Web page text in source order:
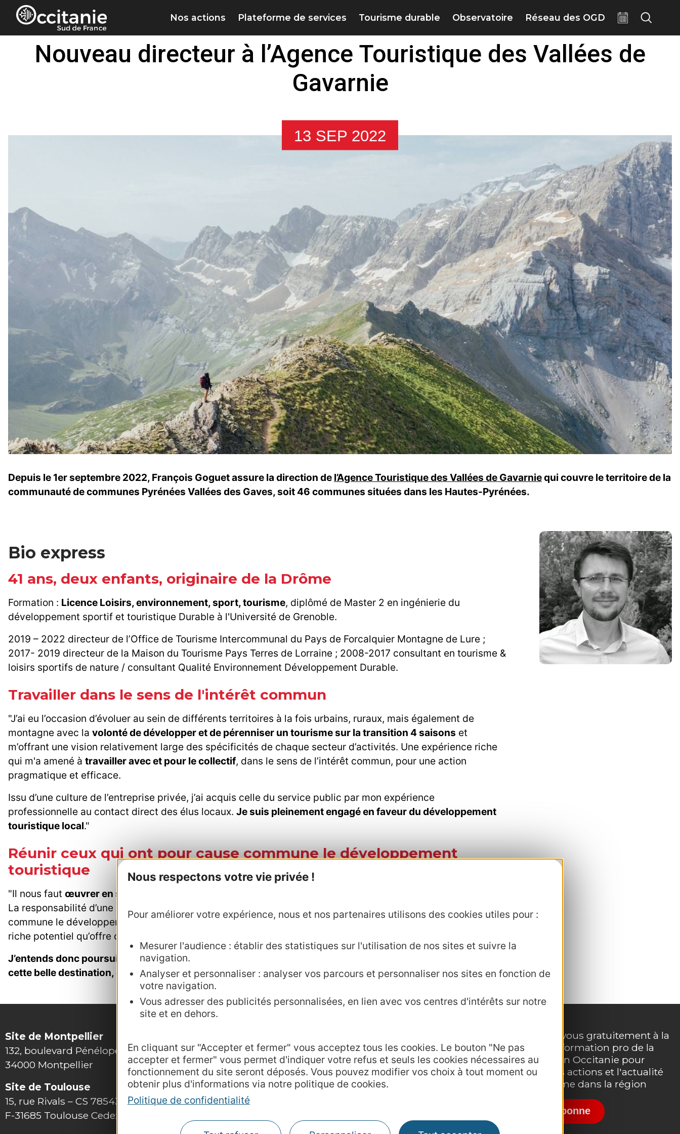
Panneau de gestion des cookies
Nous respectons votre vie privée !
Pour améliorer votre expérience, nous et nos partenaires utilisons des cookies utiles pour :
Mesurer l'audience : établir des statistiques sur l'utilisation de nos sites et suivre la
navigation.
Analyser et personnaliser : analyser vos parcours et personnaliser nos sites en fonction de
votre navigation.
Vous adresser des publicités personnalisées, en lien avec vos centres d'intérêts sur notre
site et en dehors.
En cliquant sur "Accepter et fermer" vous acceptez tous les cookies. Le bouton "Ne pas
accepter et fermer" vous permet d'indiquer votre refus et seuls les cookies nécessaires au
fonctionnement du site seront déposés. Vous pouvez modifier vos choix à tout moment ou
obtenir plus d'informations via notre politique de cookies.
Politique de confidentialité
Nos actions Plateforme de services Tourisme durable Observatoire Réseau des OGD
Nouveau directeur à l’Agence Touristique des Vallées de
Gavarnie
13 SEP 2022
Depuis le 1er septembre 2022, François Goguet assure la direction de l’Agence Touristique des Vallées de Gavarniequi couvre le territoire de la
communauté de communes Pyrénées Vallées des Gaves, soit 46 communes situées dans les Hautes-Pyrénées.
Bio express
41 ans, deux enfants, originaire de la Drôme
Formation : Licence Loisirs, environnement, sport, tourisme, diplômé de Master 2 en ingénierie du
développement sportif et touristique Durable à l'Université de Grenoble.
2019 – 2022 directeur de l’Office de Tourisme Intercommunal du Pays de Forcalquier Montagne de Lure ;
2017- 2019 directeur de la Maison du Tourisme Pays Terres de Lorraine ; 2008-2017 consultant en tourisme &
loisirs sportifs de nature / consultant Qualité Environnement Développement Durable.
Travailler dans le sens de l'intérêt commun
"J’ai eu l’occasion d’évoluer au sein de différents territoires à la fois urbains, ruraux, mais également de
montagne avec la volonté de développer et de pérenniser un tourisme sur la transition 4 saisons et
m’offrant une vision relativement large des spécificités de chaque secteur d’activités. Une expérience riche
qui m'a amené à travailler avec et pour le collectif, dans le sens de l’intérêt commun, pour une action
pragmatique et efficace.
Issu d’une culture de l’entreprise privée, j’ai acquis celle du service public par mon expérience
professionnelle au contact direct des élus locaux. Je suis pleinement engagé en faveur du développement
touristique local."
Réunir ceux qui ont pour cause commune le développement
touristique
"Il nous faut œuvrer en symbiose avec tous les acteurs publics et privés de toutes les vallées de Gavarnie
La responsabilité d’une structure comme la nôtre est d’avoir la capacité de réunir ceux qui ont pour cause
commune le développement touristique. Je peux compter pour cela sur l’expérience de l’équipe en place et le
riche potentiel qu’offre ce territoire.
J’entends donc poursuivre le chemin entamé depuis 2017 par l’ATVG avec la perspective de
cette belle destination, et les valeurs fortes qu'elle porte en elle. C'est le début d'une belle aventure ! "
Site de Montpellier
132, boulevard Pénélope
34000 Montpellier
Site de Toulouse
15, rue Rivals – CS 78543
F-31685 Toulouse Cedex 6
Outils de communication
Presse et influence
Voyagistes
Business/Mice
Inscrivez-vous gratuitement à la
lettre d'information pro de la
destination Occitanie pour
suivre nos actions et l'actualité
du tourisme dans la région
Je m'abonne